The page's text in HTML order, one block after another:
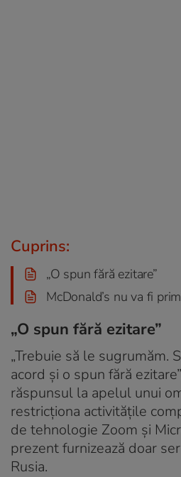
Cuprins:
„O spun fără ezitare”
McDonald’s nu va fi
„O spun fără ezitare”
„Trebuie să le sugrumăm.
acord și o spun fără
răspunsul la apelul unui
restricționa activitățile
de tehnologie Zoom și
prezent furnizează doar
Rusia.